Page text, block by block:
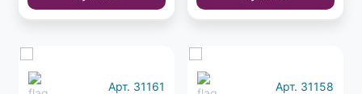
Арт. 31161 Арт. 31158